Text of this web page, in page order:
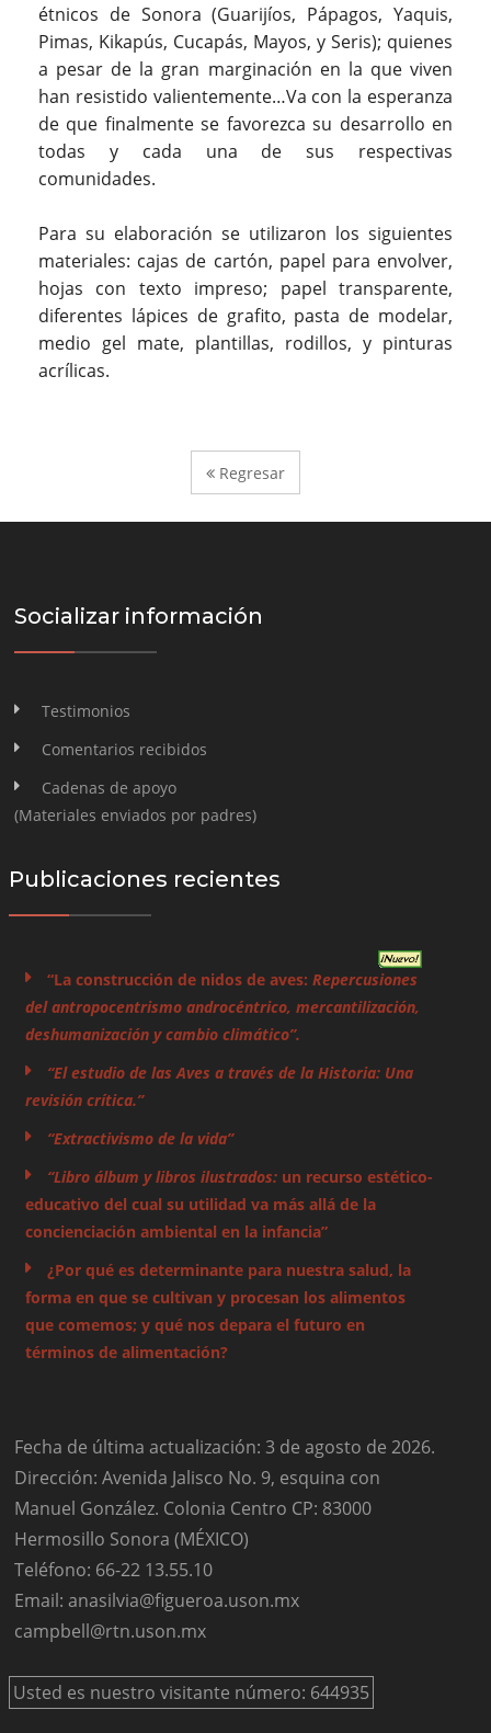
étnicos de Sonora (Guarijíos, Pápagos, Yaquis,
Pimas, Kikapús, Cucapás, Mayos, y Seris); quienes
a pesar de la gran marginación en la que viven
han resistido valientemente…Va con la esperanza
de que finalmente se favorezca su desarrollo en
todas y cada una de sus respectivas
comunidades.
Para su elaboración se utilizaron los siguientes
materiales: cajas de cartón, papel para envolver,
hojas con texto impreso; papel transparente,
diferentes lápices de grafito, pasta de modelar,
medio gel mate, plantillas, rodillos, y pinturas
acrílicas.
Regresar
Socializar información
Testimonios
Comentarios recibidos
Cadenas de apoyo
(Materiales enviados por padres)
Publicaciones recientes
“La construcción de nidos de aves: Repercusiones
del antropocentrismo androcéntrico, mercantilización,
deshumanización y cambio climático”.
“El estudio de las Aves a través de la Historia: Una
revisión crítica.”
“Extractivismo de la vida”
“Libro álbum y libros ilustrados: un recurso estético-
educativo del cual su utilidad va más allá de la
concienciación ambiental en la infancia”
¿Por qué es determinante para nuestra salud, la
forma en que se cultivan y procesan los alimentos
que comemos; y qué nos depara el futuro en
términos de alimentación?
Fecha de última actualización: 3 de agosto de 2026.
Dirección: Avenida Jalisco No. 9, esquina con
Manuel González. Colonia Centro CP: 83000
Hermosillo Sonora (MÉXICO)
Teléfono: 66-22 13.55.10
Email: anasilvia@figueroa.uson.mx
campbell@rtn.uson.mx
Usted es nuestro visitante número: 644935